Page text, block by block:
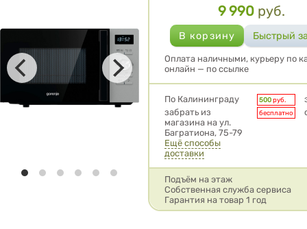
Цена
9 990 руб.
Оплата наличными, курьеру по
онлайн — по ссылке
Условия доставки
По Калининграду 500 руб.
забрать из
магазина на ул.
Багратиона, 75-79
бесплатно
Ещё способы
доставки
Подъём на этаж
Собственная служба сервиса
Гарантия на товар 1 год